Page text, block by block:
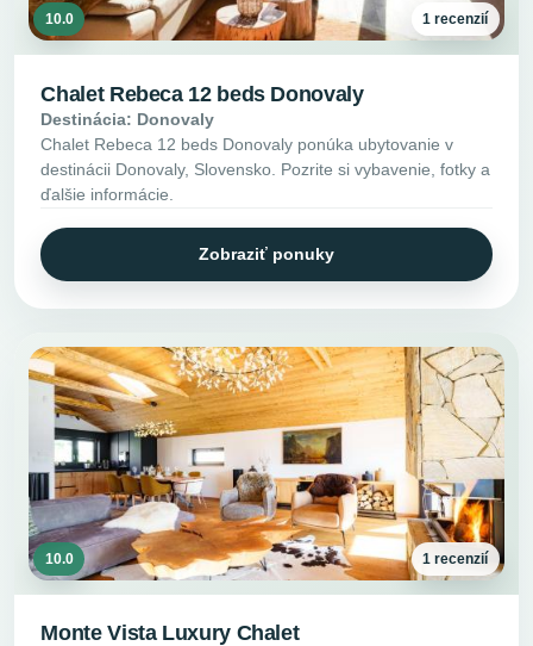
10.0 1 recenzií
Chalet Rebeca 12 beds Donovaly
Destinácia: Donovaly
Chalet Rebeca 12 beds Donovaly ponúka ubytovanie v
destinácii Donovaly, Slovensko. Pozrite si vybavenie, fotky a
ďalšie informácie.
Zobraziť ponuky
10.0 1 recenzií
Monte Vista Luxury Chalet